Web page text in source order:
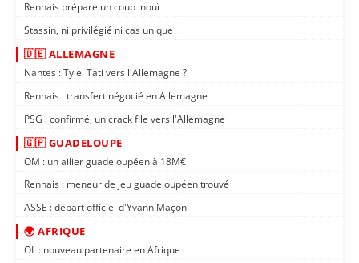
Rennais prépare un coup inouï
Stassin, ni privilégié ni cas unique
🇩🇪 ALLEMAGNE
Nantes : Tylel Tati vers l'Allemagne ?
Rennais : transfert négocié en Allemagne
PSG : confirmé, un crack file vers l'Allemagne
🇬🇵 GUADELOUPE
OM : un ailier guadeloupéen à 18M€
Rennais : meneur de jeu guadeloupéen trouvé
ASSE : départ officiel d'Yvann Maçon
🌍 AFRIQUE
OL : nouveau partenaire en Afrique